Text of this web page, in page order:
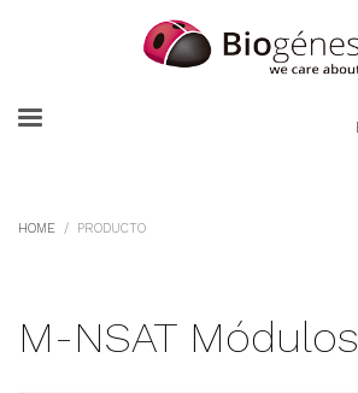
HOME PRODUCTO
M-NSAT Módulos